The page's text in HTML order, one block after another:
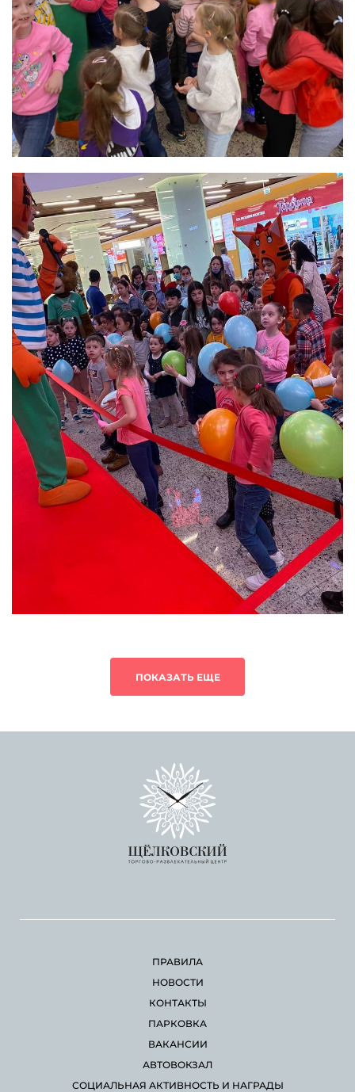
ПОКАЗАТЬ ЕЩЕ
ПРАВИЛА
НОВОСТИ
КОНТАКТЫ
ПАРКОВКА
ВАКАНСИИ
АВТОВОКЗАЛ
СОЦИАЛЬНАЯ АКТИВНОСТЬ И НАГРАДЫ